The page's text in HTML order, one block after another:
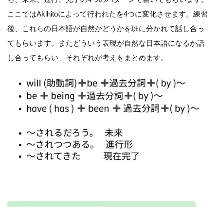
ここではAkihitoによって行われたを4つに変化させます。練習
後、これらの日本語が自然かどうかを班に分かれて話し合っ
てもらいます。またどういう表現が自然な日本語になるか話
し合ってもらい、それぞれが考えをまとめます。